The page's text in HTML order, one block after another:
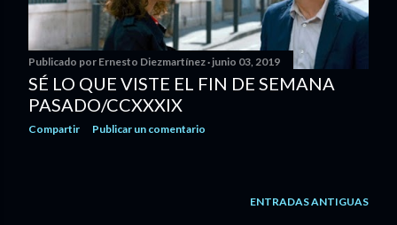
Publicado por Ernesto Diezmartínez junio 03, 2019
SÉ LO QUE VISTE EL FIN DE SEMANA
PASADO/CCXXXIX
Compartir Publicar un comentario
ENTRADAS ANTIGUAS